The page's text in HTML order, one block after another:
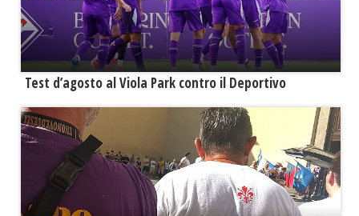
Test d’agosto al Viola Park contro il Deportivo